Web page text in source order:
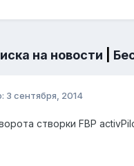
на новости
3 сентября, 2014
створки FBP